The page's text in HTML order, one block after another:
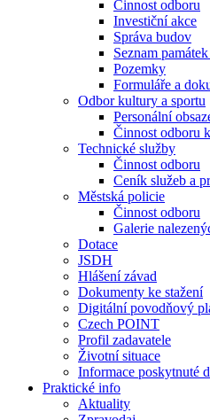
Činnost odboru
Investiční akce
Správa budov
Seznam
Pozemky
Formuláře a
Odbor kultury a sportu
Personální
Činnost odboru
Technické služby
Činnost odboru
Ceník služeb a
Městská policie
Činnost odboru
Galerie
Dotace
JSDH
Hlášení závad
Dokumenty ke stažení
Digitální povodňový
Czech POINT
Profil zadavatele
Životní situace
Informace poskytnuté
Praktické info
Aktuality